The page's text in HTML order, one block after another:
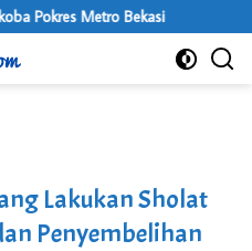
Bekasi Usung Visi
Lakukan Sholat
Penyembelihan